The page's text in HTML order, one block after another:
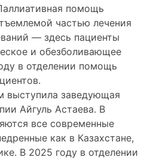
помощь
частью лечения
— здесь пациенты
и обезболивающее
в отделении помощь
выступила заведующая
Айгуль Астаева. В
все современные
как в Казахстане,
В 2025 году в отделении